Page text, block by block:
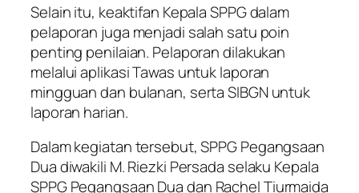
Selain itu, keaktifan Kepala SPPG dalam
pelaporan juga menjadi salah satu poin
penting penilaian. Pelaporan dilakukan
melalui aplikasi Tawas untuk laporan
mingguan dan bulanan, serta SIBGN untuk
laporan harian.
Dalam kegiatan tersebut, SPPG Pegangsaan
Dua diwakili M. Riezki Persada selaku Kepala
SPPG Pegangsaan Dua dan Rachel Tiurmaida